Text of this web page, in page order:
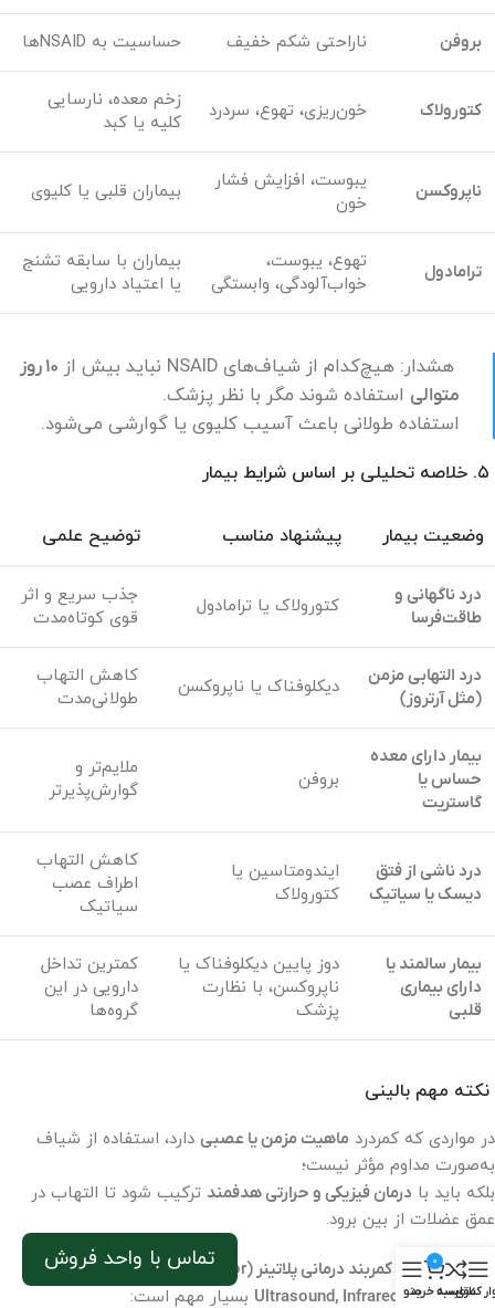
بروفن ناراحتی شکم خفیف حساسیت به NSAIDها
کتورولاک خون‌ریزی، تهوع، سردرد
زخم معده، نارسایی
کلیه یا کبد
ناپروکسن
یبوست، افزایش فشار
خون
بیماران قلبی یا کلیوی
ترامادول
تهوع، یبوست،
خواب‌آلودگی، وابستگی
بیماران با سابقه تشنج
یا اعتیاد دارویی
هشدار: هیچ‌کدام از شیاف‌های NSAID نباید بیش از
۱۰ روز
متوالی استفاده شوند مگر با نظر پزشک.
استفاده طولانی باعث آسیب کلیوی یا گوارشی می‌شود.
وضعیت بیمار پیشنهاد مناسب توضیح علمی
درد ناگهانی و
طاقت‌فرسا
کتورولاک یا ترامادول
جذب سریع و اثر
قوی کوتاه‌مدت
درد التهابی مزمن
(مثل آرتروز)
دیکلوفناک یا ناپروکسن
کاهش التهاب
طولانی‌مدت
بیمار دارای معده
حساس یا
گاستریت
بروفن
ملایم‌تر و
گوارش‌پذیرتر
درد ناشی از فتق
دیسک یا سیاتیک
ایندومتاسین یا
کتورولاک
کاهش التهاب
اطراف عصب
سیاتیک
بیمار سالمند یا
دارای بیماری
قلبی
دوز پایین دیکلوفناک یا
ناپروکسن، با نظارت
پزشک
کمترین تداخل
دارویی در این
گروه‌ها
نکته مهم بالینی
در مواردی که کمردرد ماهیت مزمن یا عصبی دارد، استفاده از شیاف
به‌صورت مداوم مؤثر نیست؛
بلکه باید با درمان فیزیکی و حرارتی هدفمند ترکیب شود تا التهاب در
عمق عضلات از بین برود.
در اینجا نقش کمربند درمانی پلاتینر (Platinor) با فناوریUIC –
Ultrasound, Infrared, Clock Pulse بسیار مهم است: کناری
مقایسه
0
سبد خریدمنو
تماس با واحد فروش